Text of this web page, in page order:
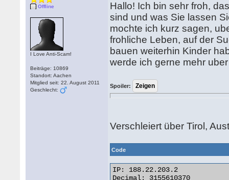
Offline
I Love Anti-Scam!
Beiträge: 10869
Standort: Aachen
Mitglied seit: 22. August 2011
Geschlecht:
Hallo! Ich bin sehr froh,
sind und was Sie lassen
mochte ich kurz sagen,
frohliche Leben, auf der
bauen weiterhin Kinder
werde ich gerne mehr
Spoiler:
Verschleiert über Tirol,
Code
IP: 188.22.203.2
Decimal: 3155610370